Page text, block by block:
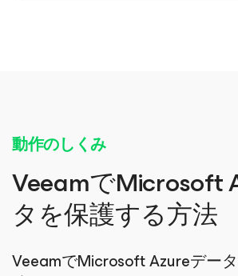
動作のしくみ
VeeamでMicrosoft
タを保護する方法
VeeamでMicrosoft Azureデー